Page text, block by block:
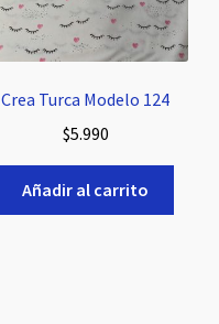
Crea Turca Modelo 124
$5.990
Añadir al carrito